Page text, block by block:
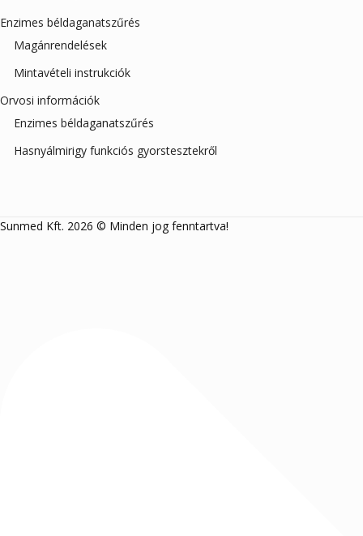
Enzimes béldaganatszűrés
Magánrendelések
Mintavételi instrukciók
Orvosi információk
Enzimes béldaganatszűrés
Hasnyálmirigy funkciós gyorstesztekről
Sunmed Kft. 2026 © Minden jog fenntartva!